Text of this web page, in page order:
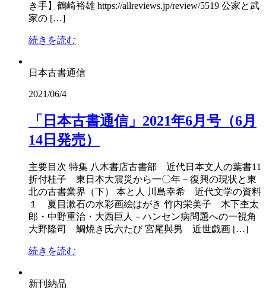
き手】鶴崎裕雄 https://allreviews.jp/review/5519 公家と武
家の […]
続きを読む
日本古書通信
2021/06/4
「日本古書通信」2021年6月号（6月
14日発売）
主要目次 特集 八木書店古書部 近代日本文人の葉書11
折付桂子 東日本大震災から一〇年－復興の現状と東
北の古書業界（下） 本と人 川島幸希 近代文学の資料
１ 夏目漱石の水彩画絵はがき 竹内栄美子 木下杢太
郎・中野重治・大西巨人－ハンセン病問題への一視角
大野隆司 鯛焼き氏六たび 宮尾與男 近世戯画 […]
続きを読む
新刊納品